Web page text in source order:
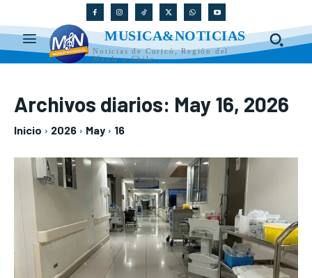
MUSICA&NOTICIAS
Noticias de Curicó, Región del
Maule y Chile
Archivos diarios: May 16, 2026
Inicio 2026 May 16